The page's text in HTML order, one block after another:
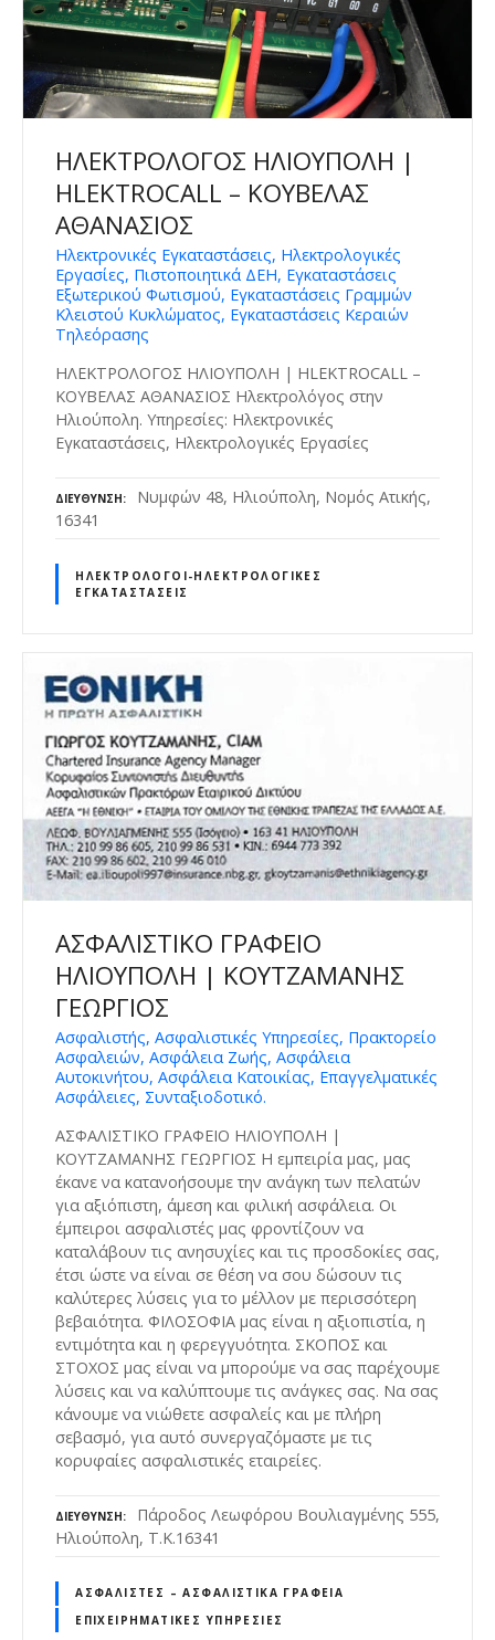
ΗΛΕΚΤΡΟΛΟΓΟΣ ΗΛΙΟΥΠΟΛΗ |
HLEKTROCALL – ΚΟΥΒΕΛΑΣ
ΑΘΑΝΑΣΙΟΣ
Ηλεκτρονικές Εγκαταστάσεις, Ηλεκτρολογικές
Εργασίες, Πιστοποιητικά ΔΕΗ, Εγκαταστάσεις
Εξωτερικού Φωτισμού, Εγκαταστάσεις Γραμμών
Κλειστού Κυκλώματος, Εγκαταστάσεις Κεραιών
Τηλεόρασης
ΗΛΕΚΤΡΟΛΟΓΟΣ ΗΛΙΟΥΠΟΛΗ | HLEKTROCALL –
ΚΟΥΒΕΛΑΣ ΑΘΑΝΑΣΙΟΣ Ηλεκτρολόγος στην
Ηλιούπολη. Υπηρεσίες: Ηλεκτρονικές
Εγκαταστάσεις, Ηλεκτρολογικές Εργασίες
ΔΙΕΎΘΥΝΣΗ
Νυμφών 48, Ηλιούπολη, Νομός Ατικής,
16341
ΗΛΕΚΤΡΟΛΌΓΟΙ-ΗΛΕΚΤΡΟΛΟΓΙΚΈΣ
ΕΓΚΑΤΑΣΤΆΣΕΙΣ
ΑΣΦΑΛΙΣΤΙΚΟ ΓΡΑΦΕΙΟ
ΗΛΙΟΥΠΟΛΗ | ΚΟΥΤΖΑΜΑΝΗΣ
ΓΕΩΡΓΙΟΣ
Ασφαλιστής, Ασφαλιστικές Υπηρεσίες, Πρακτορείο
Ασφαλειών, Ασφάλεια Ζωής, Ασφάλεια
Αυτοκινήτου, Ασφάλεια Κατοικίας, Επαγγελματικές
Ασφάλειες, Συνταξιοδοτικό.
ΑΣΦΑΛΙΣΤΙΚΟ ΓΡΑΦΕΙΟ ΗΛΙΟΥΠΟΛΗ |
ΚΟΥΤΖΑΜΑΝΗΣ ΓΕΩΡΓΙΟΣ Η εμπειρία μας, μας
έκανε να κατανοήσουμε την ανάγκη των πελατών
για αξιόπιστη, άμεση και φιλική ασφάλεια. Οι
έμπειροι ασφαλιστές μας φροντίζουν να
καταλάβουν τις ανησυχίες και τις προσδοκίες σας,
έτσι ώστε να είναι σε θέση να σου δώσουν τις
καλύτερες λύσεις για το μέλλον με περισσότερη
βεβαιότητα. ΦΙΛΟΣΟΦΙΑ μας είναι η αξιοπιστία, η
εντιμότητα και η φερεγγυότητα. ΣΚΟΠΟΣ και
ΣΤΟΧΟΣ μας είναι να μπορούμε να σας παρέχουμε
λύσεις και να καλύπτουμε τις ανάγκες σας. Να σας
κάνουμε να νιώθετε ασφαλείς και με πλήρη
σεβασμό, για αυτό συνεργαζόμαστε με τις
κορυφαίες ασφαλιστικές εταιρείες.
ΔΙΕΎΘΥΝΣΗ
Πάροδος Λεωφόρου Βουλιαγμένης 555,
Ηλιούπολη, Τ.Κ.16341
ΑΣΦΑΛΙΣΤΈΣ – ΑΣΦΑΛΙΣΤΙΚΆ ΓΡΑΦΕΊΑ
ΕΠΙΧΕΙΡΗΜΑΤΙΚΈΣ ΥΠΗΡΕΣΊΕΣ